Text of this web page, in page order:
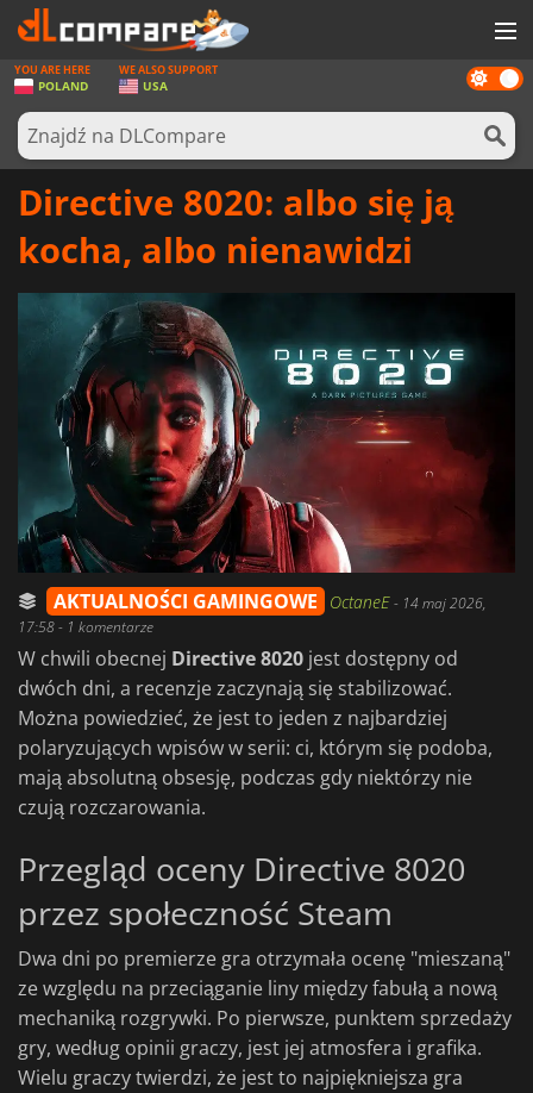
GRY
KARTY DO GIER
OPROGRAMOWANIE
SPRZĘT KOMPUTEROWY
AKTUALNOŚCI
ZALOGUJ SIĘ LUB ZAREJESTRUJ
Dark
mode
YOU ARE HERE
POLAND
WE ALSO SUPPORT
USA
Directive 8020: albo się ją
kocha, albo nienawidzi
AKTUALNOŚCI GAMINGOWE OctaneE- 14 maj 2026,
17:58- 1 komentarze
W chwili obecnej Directive 8020 jest dostępny od
dwóch dni, a recenzje zaczynają się stabilizować.
Można powiedzieć, że jest to jeden z najbardziej
polaryzujących wpisów w serii: ci, którym się podoba,
mają absolutną obsesję, podczas gdy niektórzy nie
czują rozczarowania.
Przegląd oceny Directive 8020
przez społeczność Steam
Dwa dni po premierze gra otrzymała ocenę "mieszaną"
ze względu na przeciąganie liny między fabułą a nową
mechaniką rozgrywki. Po pierwsze, punktem sprzedaży
gry, według opinii graczy, jest jej atmosfera i grafika.
Wielu graczy twierdzi, że jest to najpiękniejsza gra